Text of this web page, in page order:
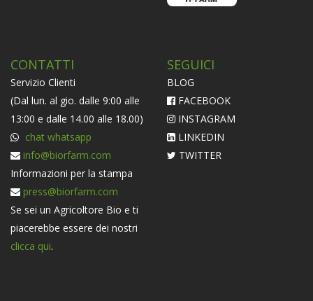
CONTATTI
Servizio Clienti
(Dal lun. al gio. dalle 9:00 alle
13:00 e dalle 14.00 alle 18.00)
chat whatsapp
info@biorfarm.com
Informazioni per la stampa
press@biorfarm.com
Se sei un Agricoltore Bio e ti
piacerebbe essere dei nostri
clicca qui.
SEGUICI
BLOG
FACEBOOK
INSTAGRAM
LINKEDIN
TWITTER